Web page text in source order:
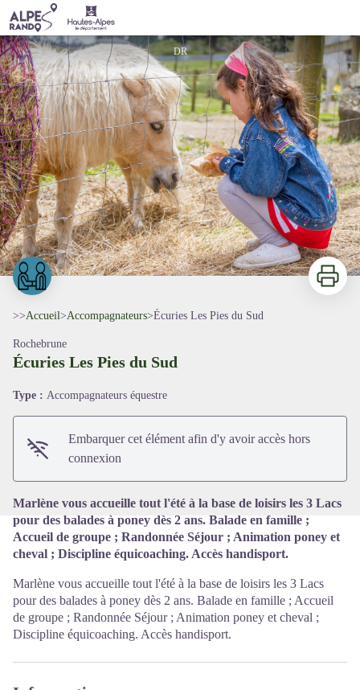
Écuries Les Pies du Sud
DR
Imprimer
>>Accueil>Accompagnateurs>Écuries Les Pies du Sud
Rochebrune
Écuries Les Pies du Sud
Type : Accompagnateurs équestre
Embarquer cet élément afin d'y avoir accès hors
connexion
Marlène vous accueille tout l'été à la base de loisirs les 3 Lacs
pour des balades à poney dès 2 ans. Balade en famille ;
Accueil de groupe ; Randonnée Séjour ; Animation poney et
cheval ; Discipline équicoaching. Accès handisport.
Marlène vous accueille tout l'été à la base de loisirs les 3 Lacs
pour des balades à poney dès 2 ans. Balade en famille ; Accueil
de groupe ; Randonnée Séjour ; Animation poney et cheval ;
Discipline équicoaching. Accès handisport.